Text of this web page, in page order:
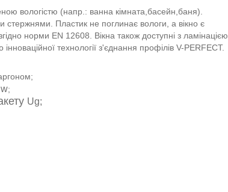
вологістю (напр.: ванна кімната,басейн,баня).
стержнями. Пластик не поглинає вологи, а вікно є
норми EN 12608. Вікна також доступні з ламінацією
технології з'єднання профілів V-PERFECT.
;
Ug;